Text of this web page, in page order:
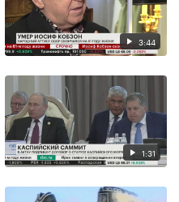
3:44
1:31